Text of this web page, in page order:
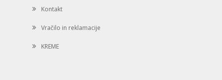
Kontakt
Vračilo in reklamacije
KREME